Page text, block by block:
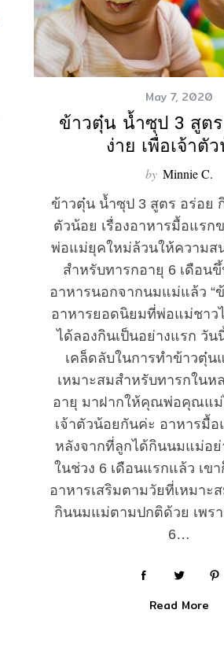
May 7, 2020
ข้าวตุ๋น น้ำซุป 3 สูต
ง่าย เพื่อเจ้าตั
by Minnie C.
ข้าวตุ๋น น้ำซุป 3 สูตร อร่อย
ตัวน้อย เรื่องอาหารมื้อแรก
พ่อแม่ยุคใหม่ล้วนให้ความส
สำหรับทารกอายุ 6 เดือน
อาหารนอกจากนมแม่แล้ว “
อาหารยอดนิยมที่พ่อแม่ชาว
ได้ลองกินเป็นอย่างแรก วัน
เคล็ดลับในการทำข้าวตุ๋น
เหมาะสมสำหรับทารกในห
อายุ มาฝากให้คุณพ่อคุณแม่
เจ้าตัวน้อยกันค่ะ อาหารมื้อ
หลังจากที่ลูกได้กินนมแม่อย่
ในช่วง 6 เดือนแรกแล้ว เข
อาหารเสริมตามวัยที่เหมาะ
กินนมแม่ตามปกติด้วย เพรา
6…
Read More